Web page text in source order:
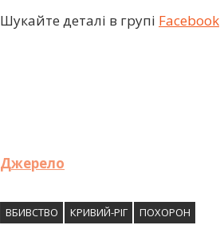
Шукайте деталі в групі Facebook
Джерело
ВБИВСТВО КРИВИЙ-РІГ ПОХОРОН